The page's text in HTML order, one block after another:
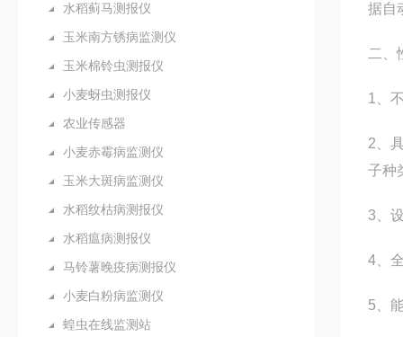
水稻蓟马测报仪
玉米南方锈病监测仪
玉米棉铃虫测报仪
小麦蚜虫测报仪
农业传感器
小麦赤霉病监测仪
玉米大斑病监测仪
水稻纹枯病测报仪
水稻瘟病测报仪
马铃薯晚疫病测报仪
小麦白粉病监测仪
蝗虫在线监测站
据自
二、
1、
2、
子种
3、
4、
5、